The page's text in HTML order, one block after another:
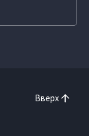
Вверх